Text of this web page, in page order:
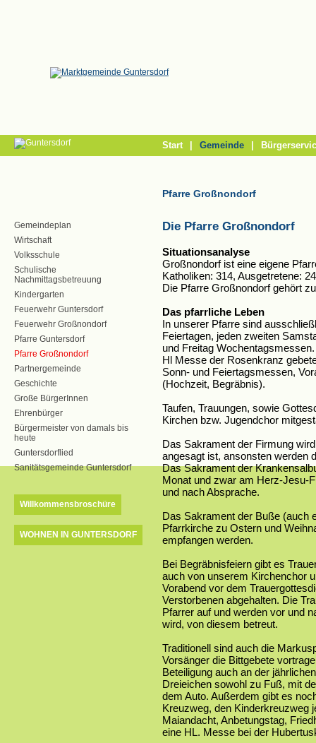
Start Gemeinde
Gemeindeplan
Wirtschaft
Volksschule
Schulische
Nachmittagsbetreuung
Kindergarten
Feuerwehr Guntersdorf
Feuerwehr Großnondorf
Pfarre Guntersdorf
Pfarre Großnondorf
Partnergemeinde
Geschichte
Große BürgerInnen
Ehrenbürger
Bürgermeister von damals bis
heute
Guntersdorflied
Sanitätsgemeinde Guntersdorf
Willkommensbroschüre
WOHNEN IN GUNTERSDORF
Pfarre Großnondorf
Die Pfarre Großnondorf
Situationsanalyse
Großnondorf ist eine eigene
Katholiken: 314, Ausgetretene:
Die Pfarre Großnondorf gehört
Das pfarrliche Leben
In unserer Pfarre sind
Feiertagen, jeden zweiten
und Freitag
Hl Messe der Rosenkranz
Sonn- und Feiertagsmessen,
(Hochzeit, Begräbnis).
Taufen, Trauungen, sowie
Kirchen bzw. Jugendchor
Das Sakrament der Firmung
angesagt ist, ansonsten werden
Das Sakrament der
Monat und zwar am Herz-Jesu-
und nach Absprache.
Das Sakrament der Buße (auch
Pfarrkirche zu Ostern und
empfangen werden.
Bei Begräbnisfeiern gibt es
auch von unserem Kirchenchor
Vorabend vor dem
Verstorbenen abgehalten. Die
Pfarrer auf und werden vor und
wird, von diesem betreut.
Traditionell sind auch die
Vorsänger die Bittgebete
Beteiligung auch an der
Dreieichen sowohl zu Fuß, mit
dem Auto. Außerdem gibt es
Kreuzweg, den Kinderkreuzweg
Maiandacht, Anbetungstag,
eine HL. Messe bei der